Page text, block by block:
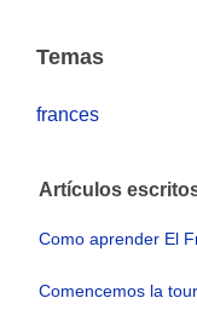
Temas
frances
Artículos
Como aprender El
Comencemos la